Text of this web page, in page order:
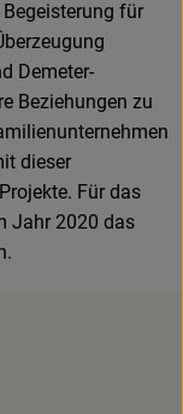
für
Demeter-
Beziehungen zu
dieser
Für das
Jahr 2020 das